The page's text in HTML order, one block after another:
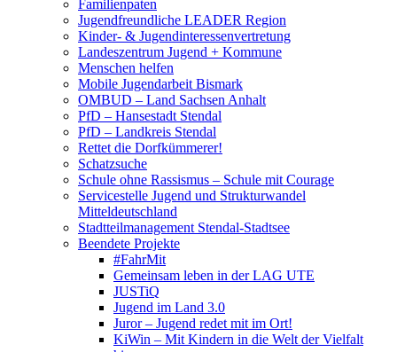
Familienpaten
Jugendfreundliche LEADER Region
Kinder- & Jugendinteressenvertretung
Landeszentrum Jugend + Kommune
Menschen helfen
Mobile Jugendarbeit Bismark
OMBUD – Land Sachsen Anhalt
PfD – Hansestadt Stendal
PfD – Landkreis Stendal
Rettet die Dorfkümmerer!
Schatzsuche
Schule ohne Rassismus – Schule mit Courage
Servicestelle Jugend und Strukturwandel
Mitteldeutschland
Stadtteilmanagement Stendal-Stadtsee
Beendete Projekte
#FahrMit
Gemeinsam leben in der LAG UTE
JUSTiQ
Jugend im Land 3.0
Juror – Jugend redet mit im Ort!
KiWin – Mit Kindern in die Welt der Vielfalt